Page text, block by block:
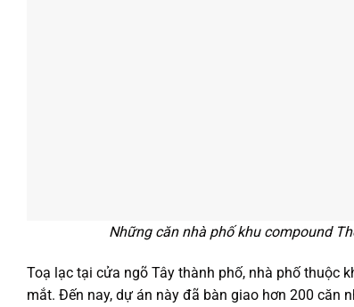
Những căn nhà phố khu compound
Toạ lạc tại cửa ngõ Tây thành phố, nhà phố thuộc
mắt. Đến nay, dự án này đã bàn giao hơn 200 căn